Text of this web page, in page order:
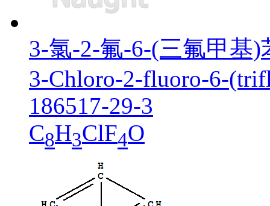
3-氯-2-氟-6-(三氟甲基)
3-Chloro-2-fluoro-6-
186517-29-3
C8H3ClF4O